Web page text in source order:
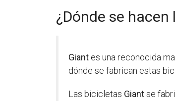
¿Dónde se
Giant es una reconocida
dónde se fabrican estas
Las bicicletas Giantse